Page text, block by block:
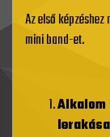
Az első
mini band-et.
lerakása